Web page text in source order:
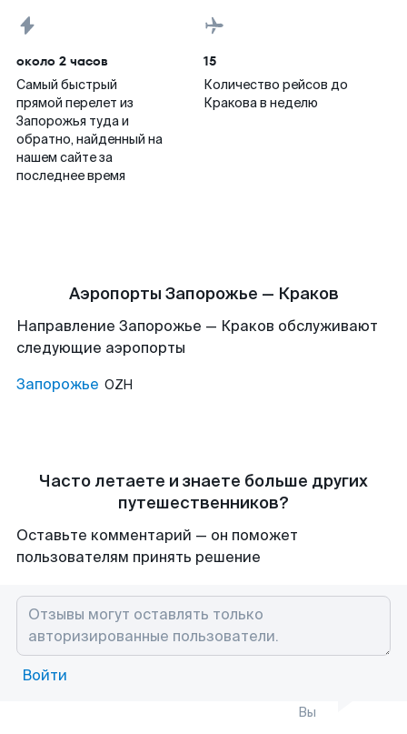
около 2 часов
Самый быстрый
прямой перелет из
Запорожья туда и
обратно, найденный на
нашем сайте за
последнее время
15
Количество рейсов до
Кракова в неделю
Аэропорты Запорожье — Краков
Направление Запорожье — Краков обслуживают
следующие аэропорты
Запорожье OZH
Часто летаете и знаете больше других
путешественников?
Оставьте комментарий — он поможет
пользователям принять решение
Войти
Вы